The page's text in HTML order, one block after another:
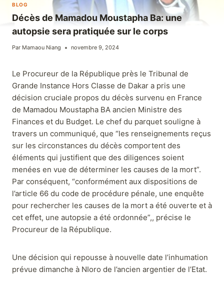
BLOG
Décès de Mamadou Moustapha Ba: une
autopsie sera pratiquée sur le corps
Par Mamaou Niang novembre 9, 2024
Le Procureur de la République près le Tribunal de
Grande Instance Hors Classe de Dakar a pris une
décision cruciale propos du décès survenu en France
de Mamadou Moustapha BA ancien Ministre des
Finances et du Budget. Le chef du parquet souligne à
travers un communiqué, que “les renseignements reçus
sur les circonstances du décès comportent des
éléments qui justifient que des diligences soient
menées en vue de déterminer les causes de la mort”.
Par conséquent, “conformément aux dispositions de
l’article 66 du code de procédure pénale, une enquête
pour rechercher les causes de la mort a été ouverte et à
cet effet, une autopsie a été ordonnée”,, précise le
Procureur de la République.
Une décision qui repousse à nouvelle date l’inhumation
prévue dimanche à NIoro de l’ancien argentier de l’Etat.